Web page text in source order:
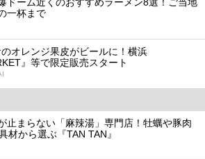
一杯まで
オレンジ果皮がビールに！横浜
』等で限定販売スタート
止まらない「麻辣湯」専門店！牡蠣や豚肉
材から選ぶ『TAN TAN』